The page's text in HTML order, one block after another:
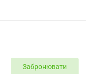
Забронювати